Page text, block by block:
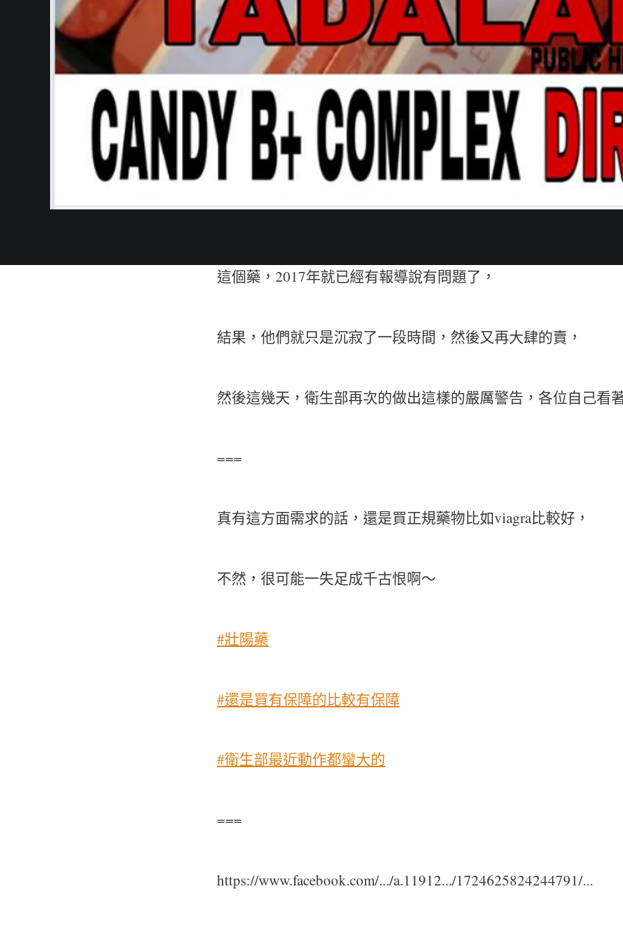
這個藥，2017年就已經有報導說有問題了，
結果，他們就只是沉寂了一段時間，然後又再大肆的賣，
然後這幾天，衛生部再次的做出這樣的嚴厲警告，各位自己看
===
真有這方面需求的話，還是買正規藥物比如viagra比較好，
不然，很可能一失足成千古恨啊～
#壯陽藥
#還是買有保障的比較有保障
#衛生部最近動作都蠻大的
===
https://www.facebook.com/.../a.11912.../1724625824244791/...